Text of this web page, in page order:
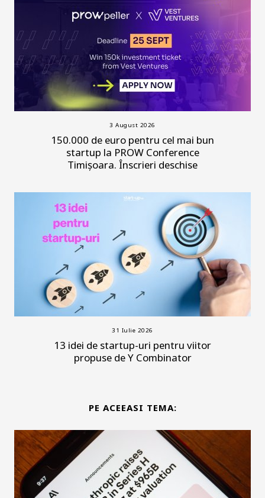
3 August 2026
150.000 de euro pentru cel mai bun
startup la PROW Conference
Timișoara. Înscrieri deschise
31 Iulie 2026
13 idei de startup-uri pentru viitor
propuse de Y Combinator
PE ACEEASI TEMA: